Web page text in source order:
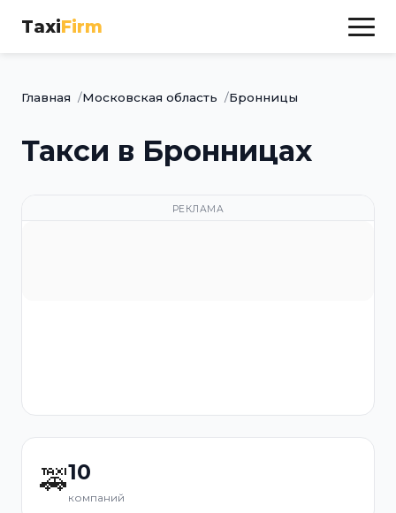
TaxiFirm
Главная Московская область Бронницы
Такси в Бронницах
РЕКЛАМА
🚕10
компаний